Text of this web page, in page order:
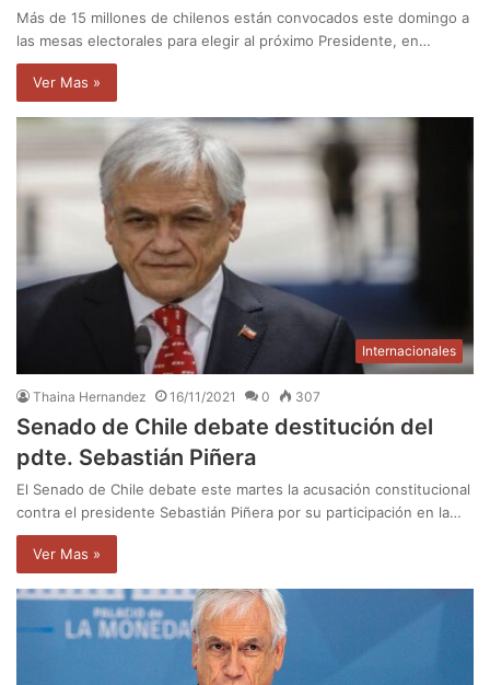
Más de 15 millones de chilenos están convocados este domingo a
las mesas electorales para elegir al próximo Presidente, en…
Ver Mas »
Internacionales
Thaina Hernandez 16/11/2021 0 307
Senado de Chile debate destitución del
pdte. Sebastián Piñera
El Senado de Chile debate este martes la acusación constitucional
contra el presidente Sebastián Piñera por su participación en la…
Ver Mas »